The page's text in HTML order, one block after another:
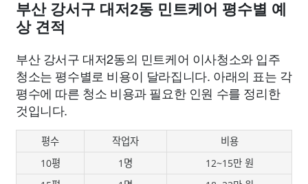
부산 강서구 대저2동 민트케어 평수별 예
상 견적
부산 강서구 대저2동의 민트케어 이사청소와 입주
청소는 평수별로 비용이 달라집니다. 아래의 표는 각
평수에 따른 청소 비용과 필요한 인원 수를 정리한
것입니다.
평수 작업자
비용
10평
1명
12~15만 원